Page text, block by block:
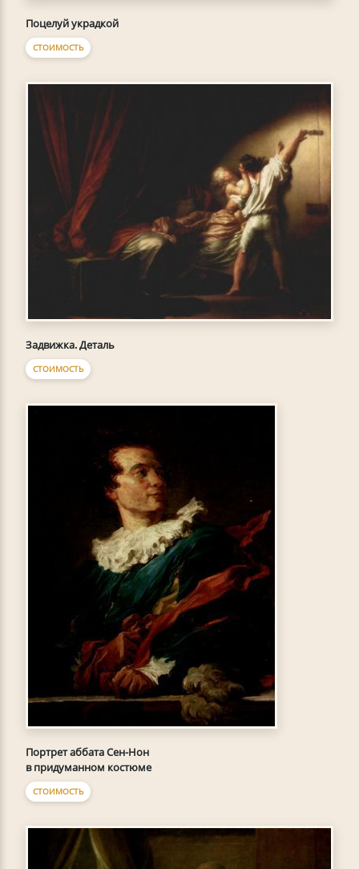
Поцелуй украдкой
СТОИМОСТЬ
Задвижка. Деталь
СТОИМОСТЬ
Портрет аббата Сен-Нон
в придуманном костюме
СТОИМОСТЬ